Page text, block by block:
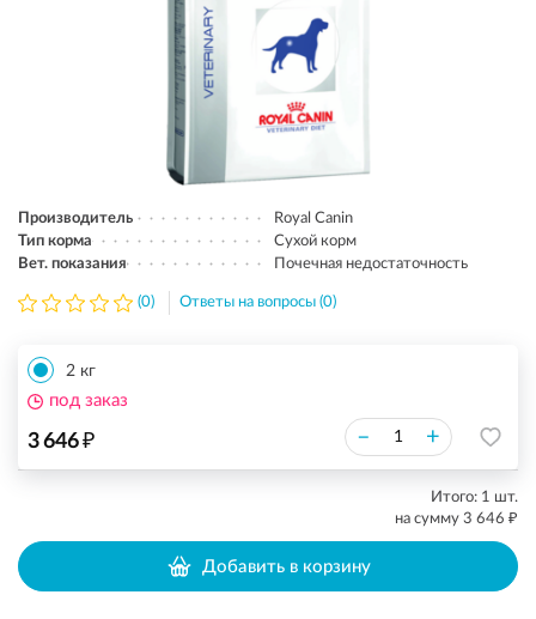
Производитель
Royal Canin
Тип корма
Сухой корм
Вет. показания
Почечная недостаточность
(0) Ответы на вопросы (0)
2 кг
3 646₽ – +
под заказ
Итого: 1 шт.
на сумму 3 646 ₽
Добавить в корзину